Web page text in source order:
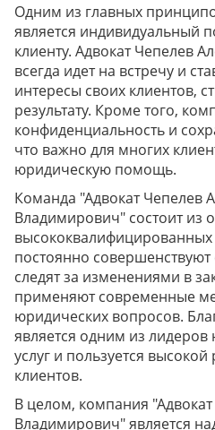
Одним из главных
является индивидуальный
клиенту. Адвокат Чепелев
всегда идет на встречу и
интересы своих клиентов,
результату. Кроме того,
конфиденциальность и
что важно для многих
юридическую помощь.
Команда "Адвокат Чепелев
Владимирович" состоит из
постоянно
следят за изменениями в
применяют современные
юридических вопросов.
является одним из
услуг и пользуется
клиентов.
В целом, компания
Владимирович" является